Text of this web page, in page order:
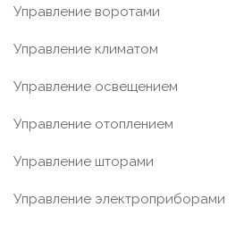
Управление воротами
Управление климатом
Управление освещением
Управление отоплением
Управление шторами
Управление электроприборами